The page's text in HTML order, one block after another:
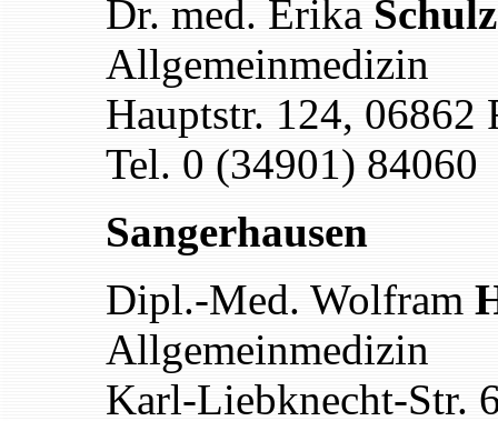
Dr. med. Erika Schulz
Allgemeinmedizin
Hauptstr. 124, 06862
Tel. 0 (34901) 84060
Sangerhausen
Dipl.-Med. Wolfram
Allgemeinmedizin
Karl-Liebknecht-Str.